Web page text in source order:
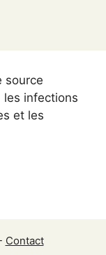
source
infections
et les
Contact